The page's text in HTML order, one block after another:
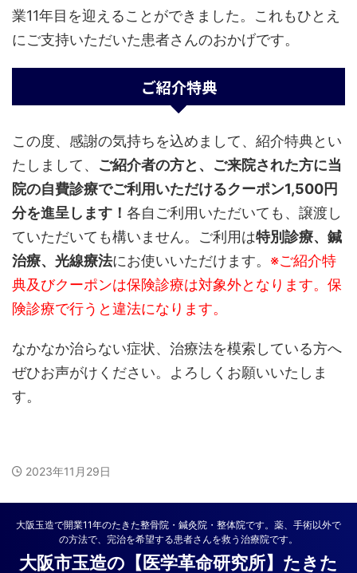
業11年目を迎えることができました。これもひとえ
にご支持いただいた患者さんのおかげです。
ご紹介特典
この度、感謝の気持ちを込めまして、紹介特典とい
たしまして、 ご紹介者の方と、ご来院された方に当
院の自費診療でご利用いただけるクーポン1,500円
分を進呈します！ 各自ご利用いただいても、譲渡し
ていただいても構いません。ご利用は特別診療、鍼
治療、光線療法にお使いいただけます。 ※ご紹介特
典及びクーポンは保険診療は対象外となります。保
険診療で行うと違法になります。
なかなか治らない症状、治療法を模索している方へ
ぜひお声がけください。よろしくお願いいたしま
す。
2023年11月29日
大阪玉造で開業11年のたきた整骨院・鍼灸院・整体院です。薬、手術以外で
の方法で、完治を希望する患者さんを救う治療院です。
大阪市玉造の【医学革命研究所】たきた